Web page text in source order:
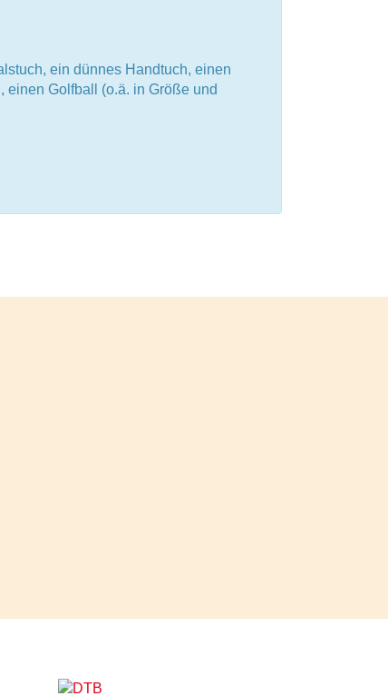
ein dünnes Handtuch, einen
Golfball (o.ä. in Größe und